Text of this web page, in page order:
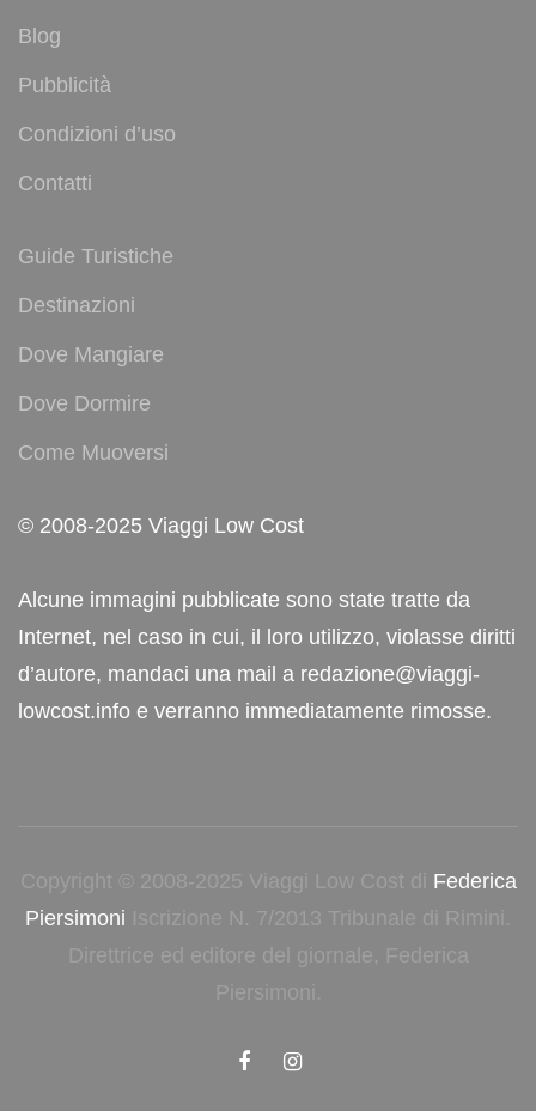
Blog
Pubblicità
Condizioni d’uso
Contatti
Guide Turistiche
Destinazioni
Dove Mangiare
Dove Dormire
Come Muoversi
© 2008-2025 Viaggi Low Cost
Alcune immagini pubblicate sono state tratte da
Internet, nel caso in cui, il loro utilizzo, violasse diritti
d’autore, mandaci una mail a redazione@viaggi-
lowcost.info e verranno immediatamente rimosse.
Copyright © 2008-2025 Viaggi Low Cost di Federica
Piersimoni Iscrizione N. 7/2013 Tribunale di Rimini.
Direttrice ed editore del giornale, Federica
Piersimoni.